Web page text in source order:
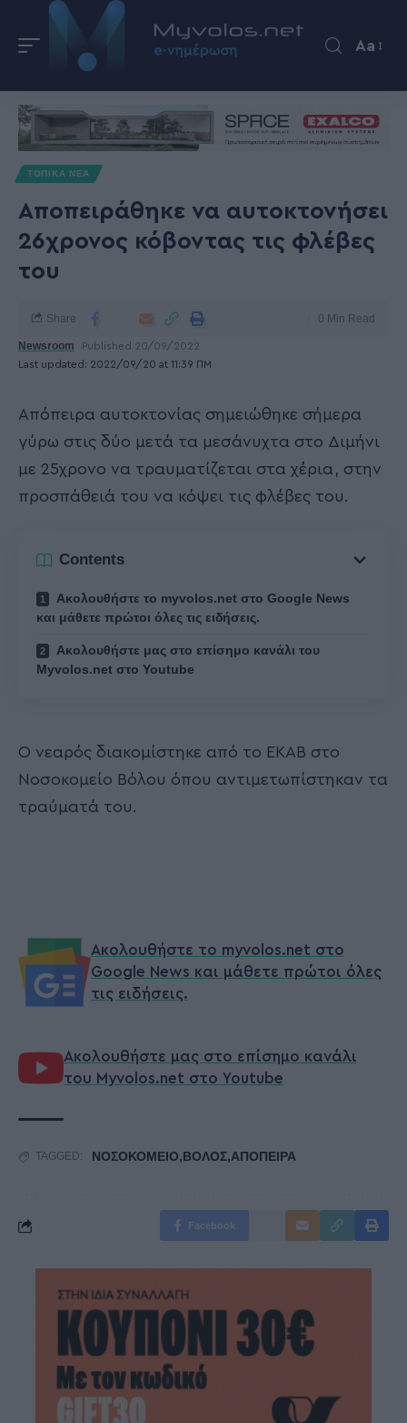
Aa
ΤΟΠΙΚΑ ΝΕΑ
Αποπειράθηκε να αυτοκτονήσει
26χρονος κόβοντας τις φλέβες
του
Last updated: 2022/09/20 at 11:39 ΠΜ
Newsroom Published 20/09/2022
Share 0 Min Read
Απόπειρα αυτοκτονίας σημειώθηκε σήμερα
γύρω στις δύο μετά τα μεσάνυχτα στο Διμήνι
με 25χρονο να τραυματίζεται στα χέρια, στην
προσπάθειά του να κόψει τις φλέβες του.
Contents
Ακολουθήστε το myvolos.net στο Google News
και μάθετε πρώτοι όλες τις ειδήσεις.
Ακολουθήστε μας στο επίσημο κανάλι του
Myvolos.net στο Youtube
Ο νεαρός διακομίστηκε από το ΕΚΑΒ στο
Νοσοκομείο Βόλου όπου αντιμετωπίστηκαν τα
τραύματά του.
Ακολουθήστε το myvolos.net στο
Google News και μάθετε πρώτοι όλες
τις ειδήσεις.
Ακολουθήστε μας στο επίσημο κανάλι
του Myvolos.net στο Youtube
TAGGED: ΝΟΣΟΚΟΜΕΙΟ,ΒΟΛΟΣ,ΑΠΟΠΕΙΡΑ
Facebook